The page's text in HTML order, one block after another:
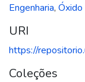
Engenharia, Óxido
URI
https://
Coleções